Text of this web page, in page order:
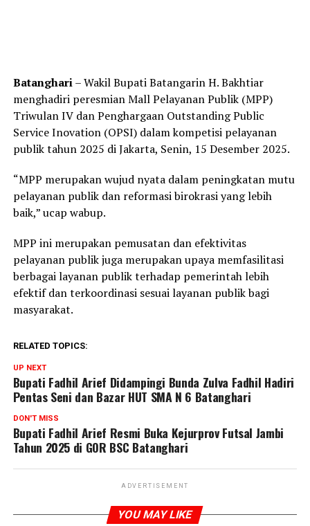
Batanghari– Wakil Bupati Batangarin H. Bakhtiar
menghadiri peresmian Mall Pelayanan Publik (MPP)
Triwulan IV dan Penghargaan Outstanding Public
Service Inovation (OPSI) dalam kompetisi pelayanan
publik tahun 2025 di Jakarta, Senin, 15 Desember 2025.
“MPP merupakan wujud nyata dalam peningkatan mutu
pelayanan publik dan reformasi birokrasi yang lebih
baik,” ucap wabup.
MPP ini merupakan pemusatan dan efektivitas
pelayanan publik juga merupakan upaya memfasilitasi
berbagai layanan publik terhadap pemerintah lebih
efektif dan terkoordinasi sesuai layanan publik bagi
masyarakat.
RELATED TOPICS:
UP NEXT
Bupati Fadhil Arief Didampingi Bunda Zulva Fadhil Hadiri
Pentas Seni dan Bazar HUT SMA N 6 Batanghari
DON'T MISS
Bupati Fadhil Arief Resmi Buka Kejurprov Futsal Jambi
Tahun 2025 di GOR BSC Batanghari
ADVERTISEMENT
YOU MAY LIKE